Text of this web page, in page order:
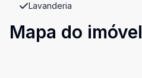
Lavanderia
Mapa do imóvel